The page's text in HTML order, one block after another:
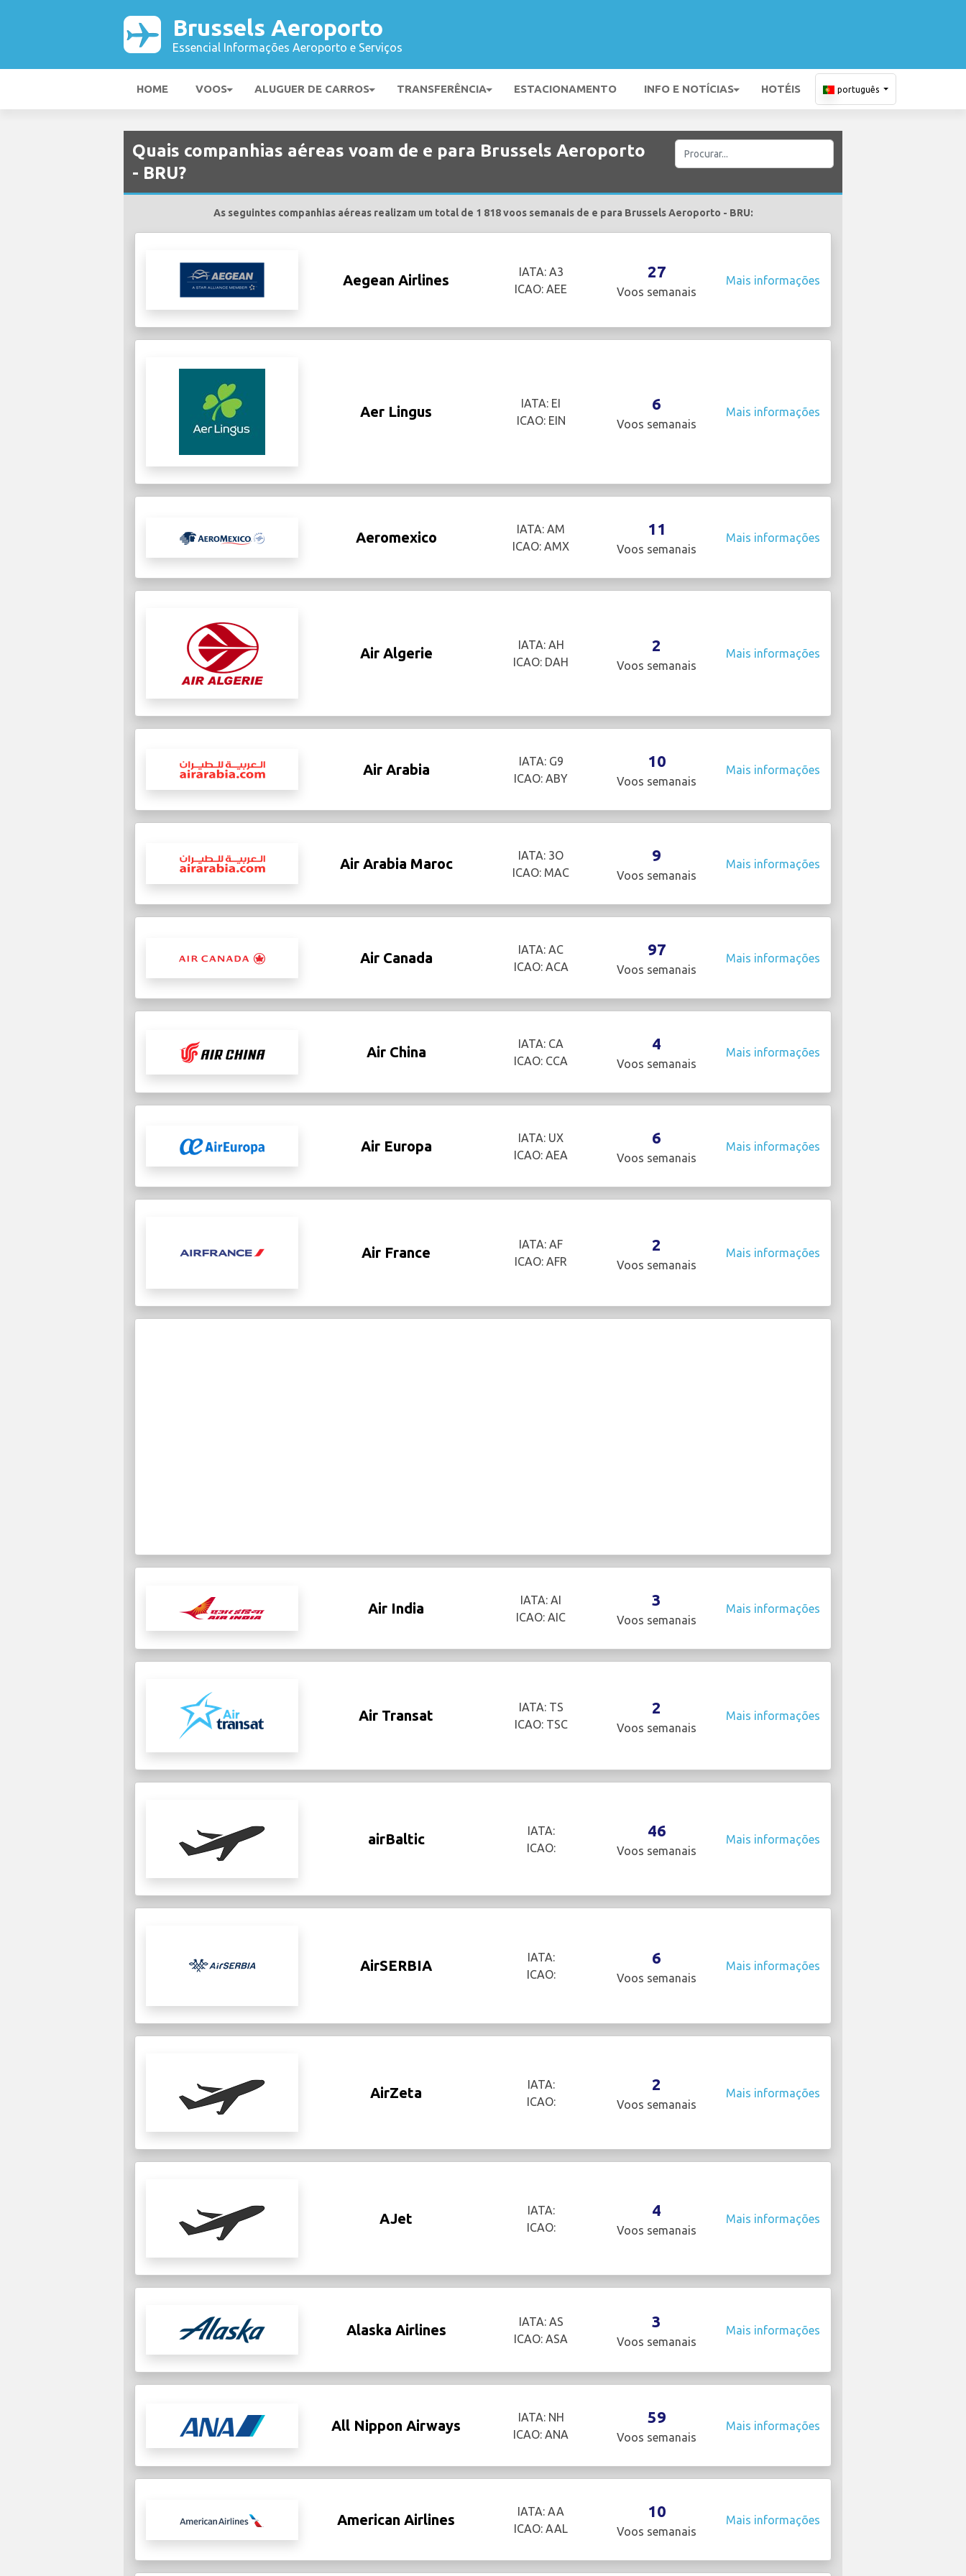
Brussels Aeroporto
Essencial Informações Aeroporto e Serviços
HOME VOOS ALUGUER DE CARROS TRANSFERÊNCIA ESTACIONAMENTO INFO E NOTÍCIAS HOTÉIS português
Quais companhias aéreas voam de e para Brussels Aeroporto
- BRU?
As seguintes companhias aéreas realizam um total de 1 818 voos semanais de e para Brussels Aeroporto - BRU:
Aegean Airlines
IATA: A3
ICAO: AEE
27
Voos semanais
Mais informações
Aer Lingus
IATA: EI
ICAO: EIN
6
Voos semanais
Mais informações
Aeromexico
IATA: AM
ICAO: AMX
11
Voos semanais
Mais informações
Air Algerie
IATA: AH
ICAO: DAH
2
Voos semanais
Mais informações
Air Arabia
IATA: G9
ICAO: ABY
10
Voos semanais
Mais informações
Air Arabia Maroc
IATA: 3O
ICAO: MAC
9
Voos semanais
Mais informações
Air Canada
IATA: AC
ICAO: ACA
97
Voos semanais
Mais informações
Air China
IATA: CA
ICAO: CCA
4
Voos semanais
Mais informações
Air Europa
IATA: UX
ICAO: AEA
6
Voos semanais
Mais informações
Air France
IATA: AF
ICAO: AFR
2
Voos semanais
Mais informações
Air India
IATA: AI
ICAO: AIC
3
Voos semanais
Mais informações
Air Transat
IATA: TS
ICAO: TSC
2
Voos semanais
Mais informações
airBaltic
IATA:
ICAO:
46
Voos semanais
Mais informações
AirSERBIA
IATA:
ICAO:
6
Voos semanais
Mais informações
AirZeta
IATA:
ICAO:
2
Voos semanais
Mais informações
AJet
IATA:
ICAO:
4
Voos semanais
Mais informações
Alaska Airlines
IATA: AS
ICAO: ASA
3
Voos semanais
Mais informações
All Nippon Airways
IATA: NH
ICAO: ANA
59
Voos semanais
Mais informações
American Airlines
IATA: AA
ICAO: AAL
10
Voos semanais
Mais informações